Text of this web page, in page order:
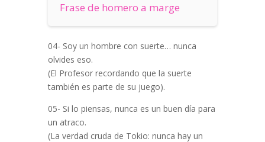
Frase de homero a marge
04- Soy un hombre con suerte… nunca
olvides eso.
(El Profesor recordando que la suerte
también es parte de su juego).
05- Si lo piensas, nunca es un buen día para
un atraco.
(La verdad cruda de Tokio: nunca hay un